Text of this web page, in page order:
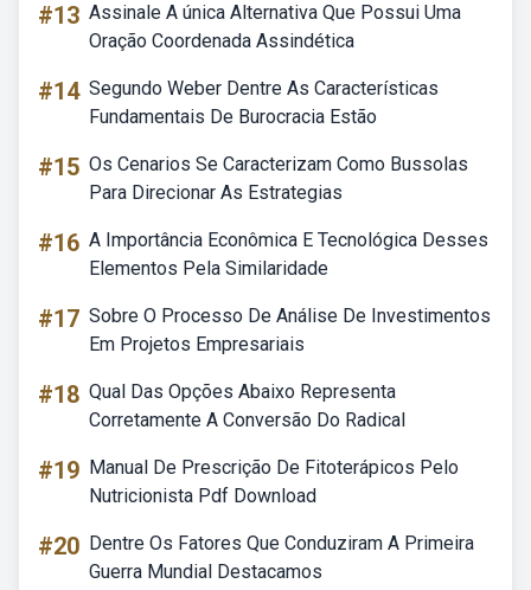
#13 Assinale A única Alternativa Que Possui Uma
Oração Coordenada Assindética
#14 Segundo Weber Dentre As Características
Fundamentais De Burocracia Estão
#15 Os Cenarios Se Caracterizam Como Bussolas
Para Direcionar As Estrategias
#16 A Importância Econômica E Tecnológica Desses
Elementos Pela Similaridade
#17 Sobre O Processo De Análise De Investimentos
Em Projetos Empresariais
#18 Qual Das Opções Abaixo Representa
Corretamente A Conversão Do Radical
#19 Manual De Prescrição De Fitoterápicos Pelo
Nutricionista Pdf Download
#20 Dentre Os Fatores Que Conduziram A Primeira
Guerra Mundial Destacamos